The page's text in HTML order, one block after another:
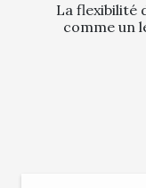
La flexibilité
comme un